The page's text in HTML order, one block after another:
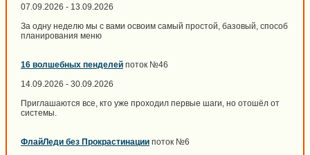
07.09.2026 - 13.09.2026
За одну неделю мы с вами освоим самый простой, базовый, способ
планирования меню
16 волшебных пенделей поток №46
14.09.2026 - 30.09.2026
Приглашаются все, кто уже проходил первые шаги, но отошёл от
системы.
ФлайЛеди без Прокрастинации поток №6